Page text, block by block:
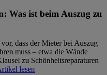
Was ist beim Auszug zu
dass der Mieter bei Auszug
muss – etwa die Wände
zu Schönheitsreparaturen
lesen